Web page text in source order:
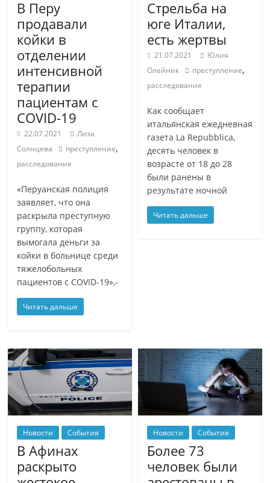
В Перу
продавали
койки в
отделении
интенсивной
терапии
пациентам с
COVID-19
22.07.2021
Лиза
Солнцева
преступление,
расследование
«Перуанская полиция
заявляет, что она
раскрыла преступную
группу, которая
вымогала деньги за
койки в больнице среди
тяжелобольных
пациентов с COVID-19»,-
Читать дальше
Стрельба на
юге Италии,
есть жертвы
21.07.2021
Юлия
Олейник
преступление,
расследование
Как сообщает
итальянская ежедневная
газета La Repubblica,
десять человек в
возрасте от 18 до 28
были ранены в
результате ночной
Читать дальше
Новости События
В Афинах
раскрыто
Новости События
Более 73
человек были